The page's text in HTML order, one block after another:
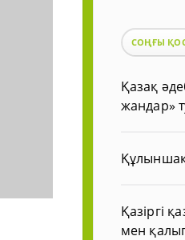
СОҢҒЫ
Қазақ
жандар»
Қазіргі
мен